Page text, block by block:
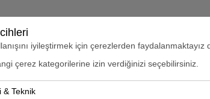
iyileştirmek için çerezlerden faydalanmaktayız
çerez kategorilerine izin verdiğinizi seçebilirsiniz.
& Teknik